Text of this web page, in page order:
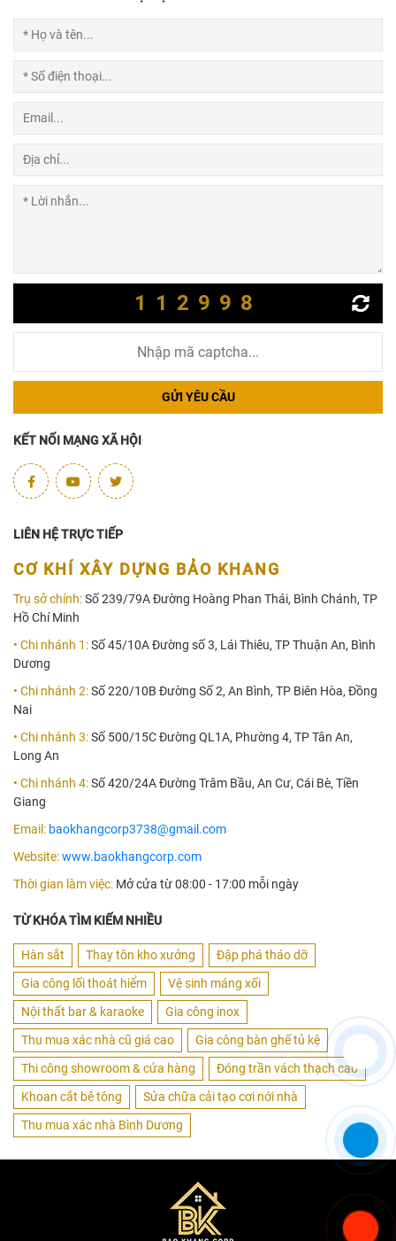
112998
GỬI YÊU CẦU
KẾT NỐI MẠNG XÃ HỘI
LIÊN HỆ TRỰC TIẾP
CƠ KHÍ XÂY DỰNG BẢO KHANG
Trụ sở chính:Số 239/79A Đường Hoàng Phan Thái, Bình Chánh, TP
Hồ Chí Minh
• Chi nhánh 1:Số 45/10A Đường số 3, Lái Thiêu, TP Thuận An, Bình
Dương
• Chi nhánh 2:Số 220/10B Đường Số 2, An Bình, TP Biên Hòa, Đồng
Nai
• Chi nhánh 3:Số 500/15C Đường QL1A, Phường 4, TP Tân An,
Long An
• Chi nhánh 4:Số 420/24A Đường Trâm Bầu, An Cư, Cái Bè, Tiền
Giang
Email: baokhangcorp3738@gmail.com
Website:www.baokhangcorp.com
Thời gian làm việc: Mở cửa từ 08:00 - 17:00 mỗi ngày
TỪ KHÓA TÌM KIẾM NHIỀU
Hàn sắt Thay tôn kho xưởng
Đập phá tháo dỡ
Gia công lối thoát hiểm
Vệ sinh máng xối
Nội thất bar & karaoke
Gia công inox
Thu mua xác nhà cũ giá cao
Gia công bàn ghế tủ kệ
Thi công showroom & cửa hàng
Đóng trần vách thạch cao
Khoan cắt bê tông
Sửa chữa cải tạo cơi nới nhà
Thu mua xác nhà Bình Dương